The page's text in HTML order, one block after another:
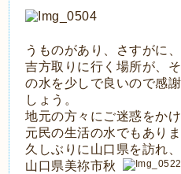
うものがあり、さすがに
吉方取りに行く場所が、
の水を少しで良いので感
しょう。
地元の方々にご迷惑をか
元民の生活の水でもありま
久しぶりに山口県を訪れ
山口県美祢市秋